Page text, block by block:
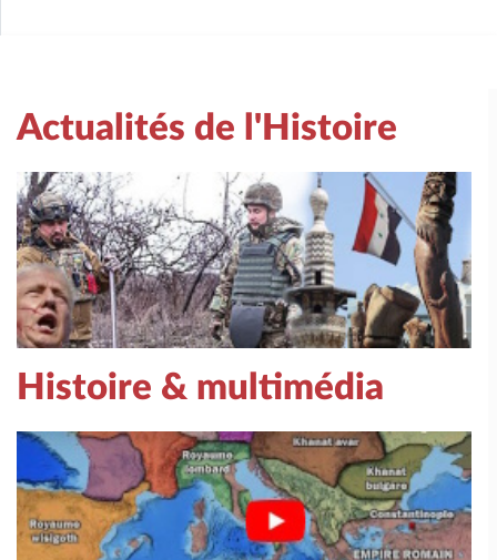
Actualités de l'Histoire
Histoire & multimédia